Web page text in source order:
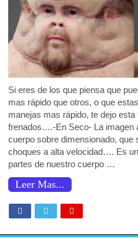
Si eres de los que piensa que
mas rápido que otros, o que
manejas mas rápido, te dejo
frenados….-En Seco- La imagen
cuerpo sobre dimensionado, que
choques a alta velocidad…. Es
partes de nuestro cuerpo …
Leer Mas...